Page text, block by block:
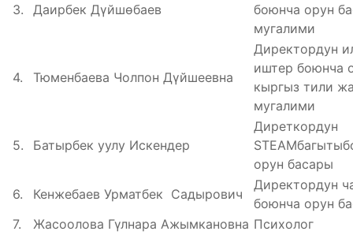
3. Даирбек Дүйшөбаев
боюнча орун
мугалими
4. Тюменбаева Чолпон Дүйшеевна
Директордун
иштер боюнча
кыргыз тили
мугалими
5. Батырбек уулу Искендер
Диреткордун
орун басары
6.
Кенжебаев Урматбек Садырович
Директордун
боюнча орун
7.
Жасоолова Гүлнара Ажымкановна Психолог